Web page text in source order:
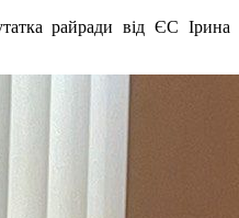
райради від ЄС Ірина